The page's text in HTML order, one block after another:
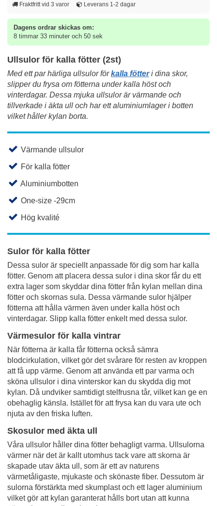
Fraktfritt vid 3 varor Leverans 1-2 dagar
Dagens ordrar skickas om:
8 timmar 33 minuter och 50 sek
Ullsulor för kalla fötter (2st)
Med ett par härliga ullsulor förkalla fötteri dina skor,
slipper du frysa om fötterna under kalla höst och
vinterdagar. Dessa mjuka ullsulor är värmande och
tillverkade i äkta ull och har ett aluminiumlager i botten
vilket håller kylan borta.
Värmande ullsulor
För kalla fötter
Aluminiumbotten
One-size -29cm
Hög kvalité
Sulor för kalla fötter
Dessa sulor är speciellt anpassade för dig som har kalla
fötter. Genom att placera dessa sulor i dina skor får du ett
extra lager som skyddar dina fötter från kylan mellan dina
fötter och skornas sula. Dessa värmande sulor hjälper
fötterna att hålla värmen även under kalla höst och
vinterdagar. Slipp kalla fötter enkelt med dessa sulor.
Värmesulor för kalla vintrar
När fötterna är kalla får fötterna också sämra
blodcirkulation, vilket gör det svårare för resten av kroppen
att få upp värme. Genom att använda ett par varma och
sköna ullsulor i dina vinterskor kan du skydda dig mot
kylan. Då undviker samtidigt stelfrusna tår, vilket kan ge en
obehaglig känsla. Istället för att frysa kan du vara ute och
njuta av den friska luften.
Skosulor med äkta ull
Våra ullsulor håller dina fötter behagligt varma. Ullsulorna
värmer när det är kallt utomhus tack vare att skorna är
skapade utav äkta ull, som är ett av naturens
värmetåligaste, mjukaste och skönaste fiber. Dessutom är
sulorna förstärkta med skumplast och ett lager aluminium
vilket gör att kylan garanterat hålls bort utan att kunna